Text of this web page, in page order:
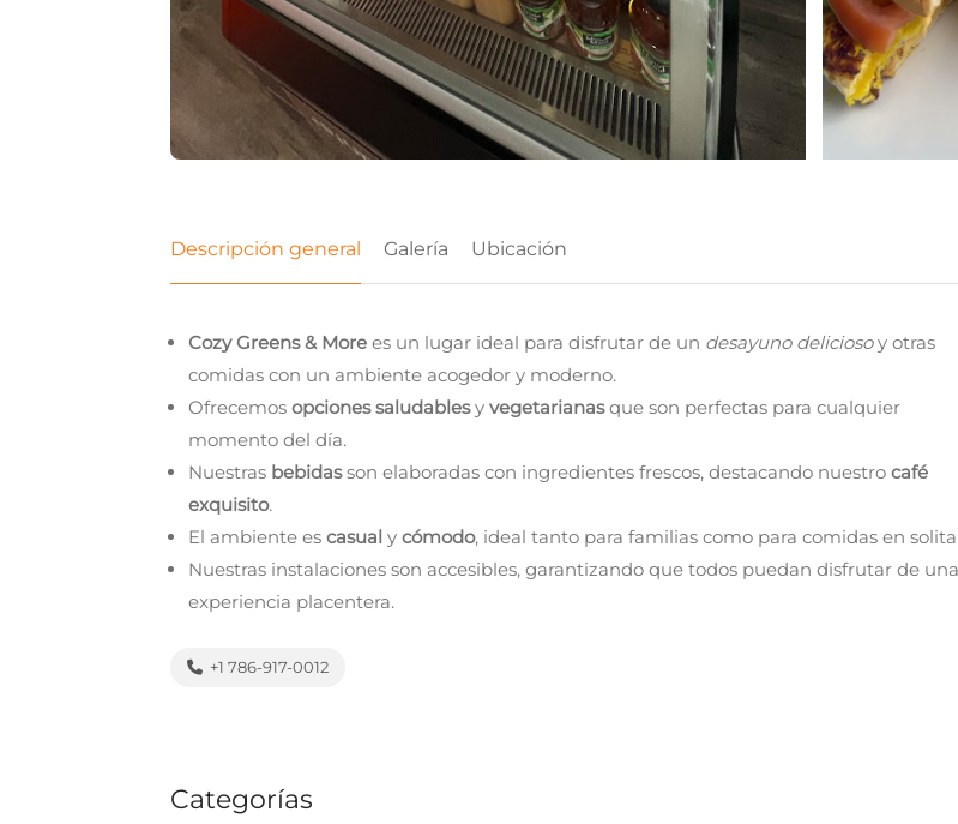
Descripción general Galería Ubicación
Cozy Greens & More es un lugar ideal para disfrutar de un desayuno deliciosoy otras
comidas con un ambiente acogedor y moderno.
Ofrecemos opciones saludablesy vegetarianasque son perfectas para cualquier
momento del día.
Nuestras bebidasson elaboradas con ingredientes frescos, destacando nuestro café
exquisito.
El ambiente es casual y cómodo, ideal tanto para familias como para comidas en
Nuestras instalaciones son accesibles, garantizando que todos puedan disfrutar de una
experiencia placentera.
+1 786-917-0012
Categorías